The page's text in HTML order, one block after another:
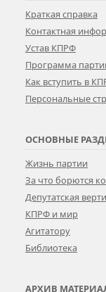
Краткая справка
Контактная
Устав КПРФ
Программа
Как вступить в
Персональные
ОСНОВНЫЕ
Жизнь партии
За что борются
Депутатская
КПРФ и мир
Агитатору
Библиотека
АРХИВ